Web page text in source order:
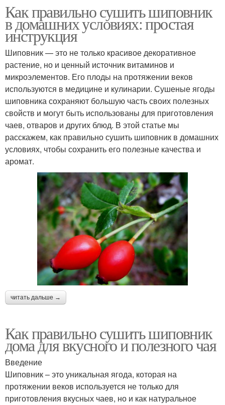
Как правильно сушить шиповник
в домашних условиях: простая
инструкция
Шиповник — это не только красивое декоративное
растение, но и ценный источник витаминов и
микроэлементов. Его плоды на протяжении веков
используются в медицине и кулинарии. Сушеные ягоды
шиповника сохраняют большую часть своих полезных
свойств и могут быть использованы для приготовления
чаев, отваров и других блюд. В этой статье мы
расскажем, как правильно сушить шиповник в домашних
условиях, чтобы сохранить его полезные качества и
аромат.
читать дальше →
Как правильно сушить шиповник
дома для вкусного и полезного чая
Введение
Шиповник – это уникальная ягода, которая на
протяжении веков используется не только для
приготовления вкусных чаев, но и как натуральное